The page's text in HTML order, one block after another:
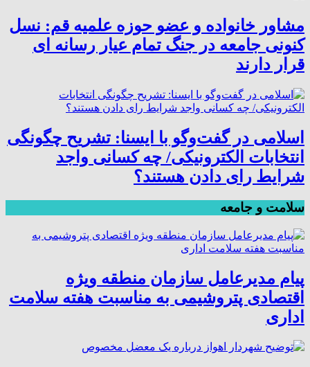
مشاور خانواده و عضو حوزه علمیه قم: نسل
کنونی جامعه در جنگ تمام عیار رسانه ای
قرار دارند
اسلامی در گفت‌وگو با ایسنا: تشریح چگونگی
انتخابات الکترونیکی/ چه کسانی واجد
شرایط رای دادن هستند؟
سلامت و جامعه
پیام مدیرعامل سازمان منطقه ویژه
اقتصادی پتروشیمی به مناسبت هفته سلامت
اداری